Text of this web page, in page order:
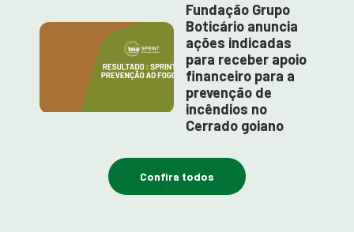
Fundação Grupo
Boticário anuncia
ações indicadas
para receber apoio
financeiro para a
prevenção de
incêndios no
Cerrado goiano
Confira todos